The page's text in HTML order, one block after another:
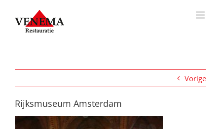
inhoud
Vorige
Rijksmuseum Amsterdam